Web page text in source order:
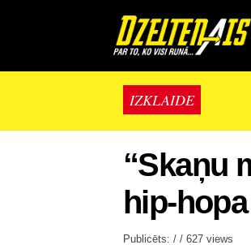
IZKLAIDE
“Skaņu
hip-
Publicēts: / / 627 views